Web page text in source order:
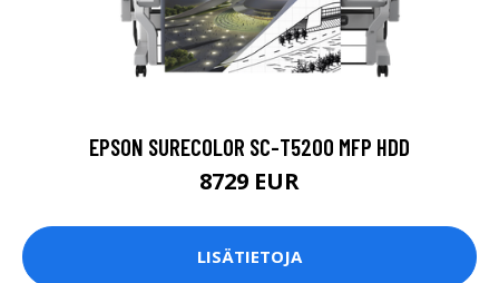
EPSON SURECOLOR SC-T5200 MFP HDD
8729 EUR
LISÄTIETOJA